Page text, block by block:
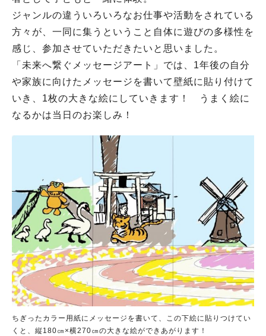
ジャンルの違ういろいろなお仕事や活動をされている
方々が、一同に集うということ自体に遊びの多様性を
感じ、参加させていただきたいと思いました。
「未来へ繋ぐメッセージアート」では、1年後の自分
や家族に向けたメッセージを書いて壁紙に貼り付けて
いき、1枚の大きな絵にしていきます！ うまく絵に
なるかは当日のお楽しみ！
ちぎったカラー用紙にメッセージを書いて、この下絵に貼りつけてい
くと、縦180㎝×横270㎝の大きな絵ができあがります！